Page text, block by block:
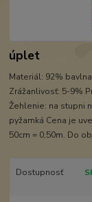
úplet
Materiál: 92%
Zrážanlivosť: 5-9%
Žehlenie: na stupni
pyžamká Cena je
50cm = 0,50m. Do
Dostupnosť